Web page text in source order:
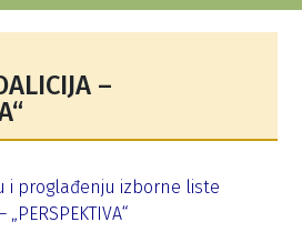
–
i proglađenju izborne liste
„PERSPEKTIVA“